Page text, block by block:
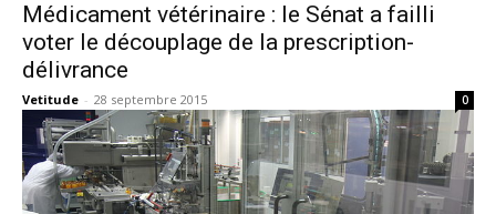
Médicament vétérinaire : le Sénat a failli
voter le découplage de la prescription-
délivrance
Vetitude - 28 septembre 2015 0